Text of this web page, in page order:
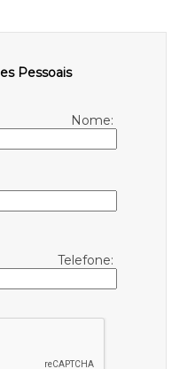
Pessoais
Nome:
Telefone: